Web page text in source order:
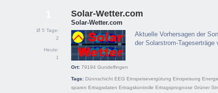
Ø 5 Tage:
2
Heute:
1
Solar-Wetter.com
Solar-Wetter.com
Aktuelle Vorhersagen der
der Solarstrom-
Ort: 79194 Gundelfingen
Tags: Dünnschicht EEG Einspeisevergütung Einspeisung
sparen Ertragsdaten Ertragskontrolle Ertragsprognose Grüner